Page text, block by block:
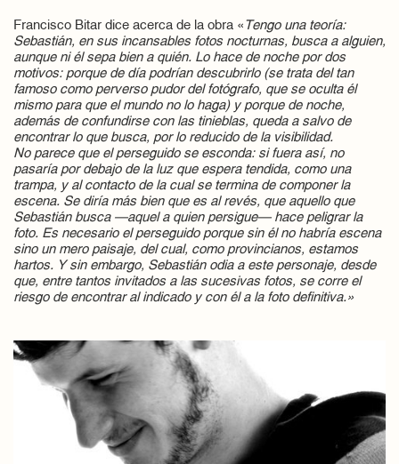
Francisco Bitar dice acerca de la obra « Tengo una teoría:
Sebastián, en sus incansables fotos nocturnas, busca a alguien,
aunque ni él sepa bien a quién. Lo hace de noche por dos
motivos: porque de día podrían descubrirlo (se trata del tan
famoso como perverso pudor del fotógrafo, que se oculta él
mismo para que el mundo no lo haga) y porque de noche,
además de confundirse con las tinieblas, queda a salvo de
encontrar lo que busca, por lo reducido de la visibilidad.
No parece que el perseguido se esconda: si fuera así, no
pasaría por debajo de la luz que espera tendida, como una
trampa, y al contacto de la cual se termina de componer la
escena. Se diría más bien que es al revés, que aquello que
Sebastián busca —aquel a quien persigue— hace peligrar la
foto. Es necesario el perseguido porque sin él no habría escena
sino un mero paisaje, del cual, como provincianos, estamos
hartos. Y sin embargo, Sebastián odia a este personaje, desde
que, entre tantos invitados a las sucesivas fotos, se corre el
riesgo de encontrar al indicado y con él a la foto definitiva.»